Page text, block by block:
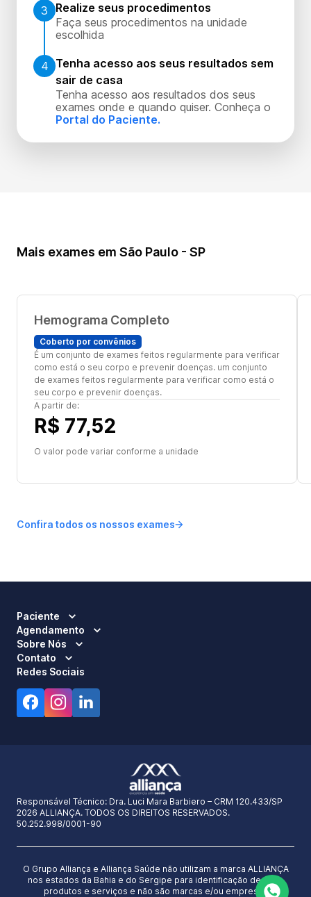
3
Realize seus procedimentos
Faça seus procedimentos na unidade
escolhida
4 Tenha acesso aos seus resultados sem
sair de casa
Tenha acesso aos resultados dos seus
exames onde e quando quiser. Conheça o
Portal do Paciente.
Mais exames em São Paulo - SP
Hemograma Completo
Coberto por convênios
É um conjunto de exames feitos regularmente para verificar
como está o seu corpo e prevenir doenças. um conjunto
de exames feitos regularmente para verificar como está o
seu corpo e prevenir doenças.
A partir de:
R$ 77,52
O valor pode variar conforme a unidade
Confira todos os nossos exames
Paciente
Agendamento
Sobre Nós
Contato
Redes Sociais
Responsável Técnico: Dra. Luci Mara Barbiero – CRM 120.433/SP
2026 ALLIANÇA. TODOS OS DIREITOS RESERVADOS.
50.252.998/0001-90
O Grupo Alliança e Alliança Saúde não utilizam a marca ALLIANÇA
nos estados da Bahia e do Sergipe para identificação de seus
produtos e serviços e não são marcas e/ou empresas